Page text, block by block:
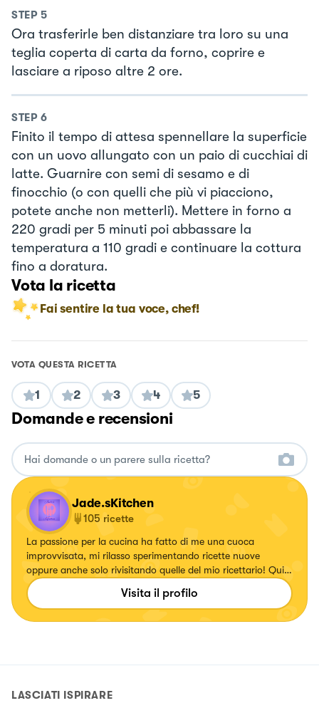
STEP 5
Ora trasferirle ben distanziare tra loro su una
teglia coperta di carta da forno, coprire e
lasciare a riposo altre 2 ore.
STEP 6
Finito il tempo di attesa spennellare la superficie
con un uovo allungato con un paio di cucchiai di
latte. Guarnire con semi di sesamo e di
finocchio (o con quelli che più vi piacciono,
potete anche non metterli). Mettere in forno a
220 gradi per 5 minuti poi abbassare la
temperatura a 110 gradi e continuare la cottura
fino a doratura.
Vota la ricetta
Fai sentire la tua voce, chef!
VOTA QUESTA RICETTA
1 2 3 4 5
Domande e recensioni
Jade.sKitchen
105 ricette
La passione per la cucina ha fatto di me una cuoca
improvvisata, mi rilasso sperimentando ricette nuove
oppure anche solo rivisitando quelle del mio ricettario! Qui
potete trovarne una vasta scelta🤗
Visita il profilo
LASCIATI ISPIRARE